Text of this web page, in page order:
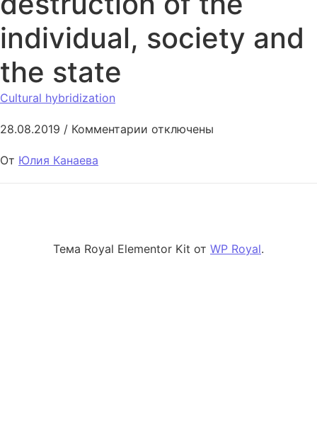
individual, society and
the state
Cultural hybridization
28.08.2019 / Комментарии к записи The degradation of
отключены
От Юлия Канаева
Тема Royal Elementor Kit от WP Royal.